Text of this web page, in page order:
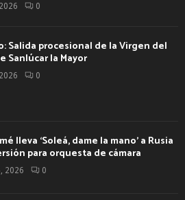
0
Salida procesional de la Virgen del
Sanlúcar la Mayor
0
lleva ‘Soleá, dame la mano’ a Rusia
para orquesta de cámara
2026 0